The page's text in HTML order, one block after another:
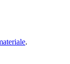
.